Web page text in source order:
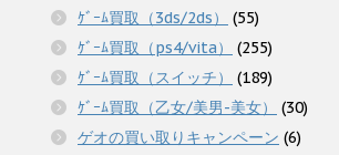
ｹﾞｰﾑ買取（3ds/2ds）
(55)
ｹﾞｰﾑ買取（ps4/vita）
(255)
ｹﾞｰﾑ買取（スイッチ）
(189)
ｹﾞｰﾑ買取（乙女/美男-美女）
(30)
ゲオの買い取りキャンペーン (6)